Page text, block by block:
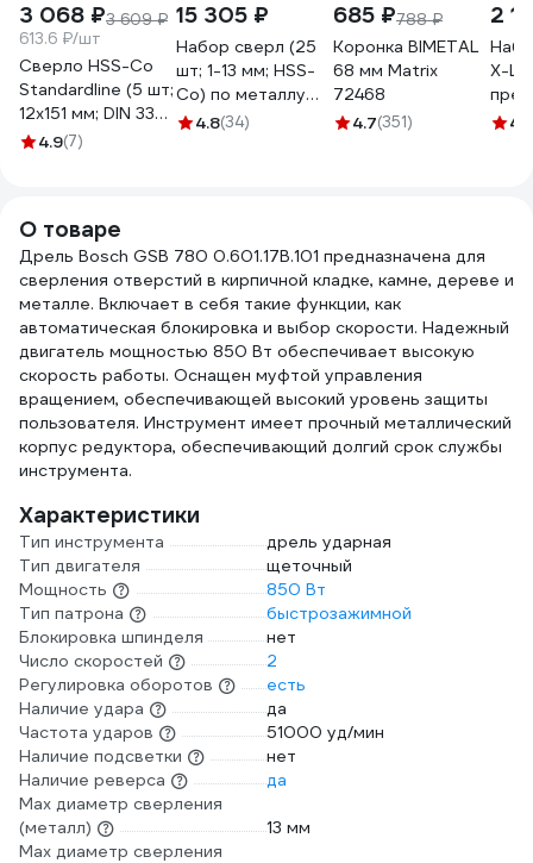
3 068 ₽3 609 ₽
613.6 ₽/шт
Сверло HSS-Co
Standardline (5 шт;
12х151 мм; DIN 338)
по металлу Bosch
4.9(7)
15 305 ₽
Набор сверл (25
шт; 1-13 мм; HSS-
Co) по металлу
Bosch
4.8(34)
685 ₽788 ₽
Коронка BIMETAL
68 мм Matrix
72468
4.7(351)
2
X-
4.6
О товаре
Дрель Bosch GSB 780 0.601.17B.101 предназначена для
сверления отверстий в кирпичной кладке, камне, дереве и
металле. Включает в себя такие функции, как
автоматическая блокировка и выбор скорости. Надежный
двигатель мощностью 850 Вт обеспечивает высокую
скорость работы. Оснащен муфтой управления
вращением, обеспечивающей высокий уровень защиты
пользователя. Инструмент имеет прочный металлический
корпус редуктора, обеспечивающий долгий срок службы
инструмента.
Характеристики
Тип инструмента
дрель ударная
Тип двигателя
щеточный
Мощность
850 Вт
Тип патрона
быстрозажимной
Блокировка шпинделя
нет
Число скоростей
2
Регулировка оборотов
есть
Наличие удара
да
Частота ударов
51000 уд/мин
Наличие подсветки
нет
Наличие реверса
да
Max диаметр сверления
(металл)
13 мм
Мах диаметр сверления